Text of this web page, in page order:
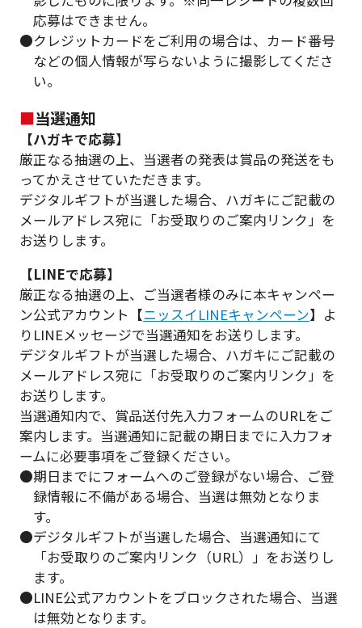
応募はできません。
●クレジットカードをご利用の場合は、カード番号
などの個人情報が写らないように撮影してくださ
い。
■当選通知
【ハガキで応募】
厳正なる抽選の上、当選者の発表は賞品の発送をも
ってかえさせていただきます。
デジタルギフトが当選した場合、ハガキにご記載の
メールアドレス宛に「お受取りのご案内リンク」を
お送りします。
【LINEで応募】
厳正なる抽選の上、ご当選者様のみに本キャンペー
ン公式アカウント【ニッスイLINEキャンペーン】よ
りLINEメッセージで当選通知をお送りします。
デジタルギフトが当選した場合、ハガキにご記載の
メールアドレス宛に「お受取りのご案内リンク」を
お送りします。
当選通知内で、賞品送付先入力フォームのURLをご
案内します。当選通知に記載の期日までに入力フォ
ームに必要事項をご登録ください。
●期日までにフォームへのご登録がない場合、ご登
録情報に不備がある場合、当選は無効となりま
す。
●デジタルギフトが当選した場合、当選通知にて
「お受取りのご案内リンク（URL）」をお送りし
ます。
●LINE公式アカウントをブロックされた場合、当選
は無効となります。